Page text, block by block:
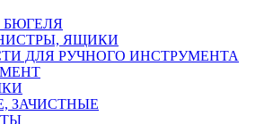
БЮГЕЛЯ
ЯЩИКИ
ДЛЯ РУЧНОГО ИНСТРУМЕНТА
ЗАЧИСТНЫЕ